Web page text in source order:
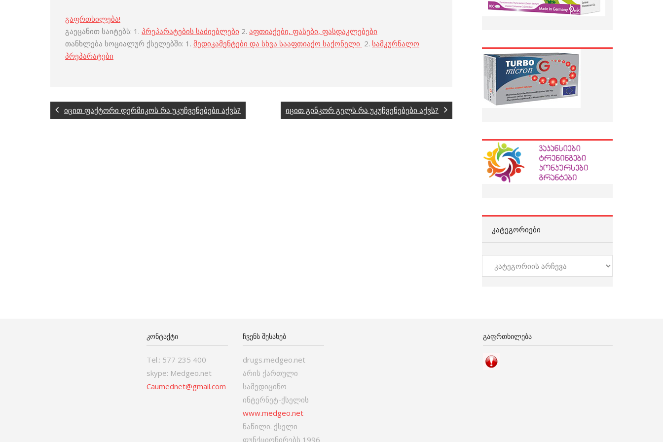
გაფრთხილება!
გაეცანით საიტებს: 1. პრეპარატების საძიებლები 2. აფთიაქები, ფასები, ფასდაკლებები
თანხლება სოციალურ ქსელებში: 1. მედიკამენტები და სხვა სააფთიაქო საქონელი 2. სამკურნალო
პრეპარატები
იცით ფაქტორი დერმიკოს რა უკუჩვენებები აქვს? იცით გინკორ გელს რა უკუჩვენებები აქვს?
ᲙᲐᲢᲔᲒᲝᲠᲘᲔᲑᲘ
კატეგორიები
ᲙᲝᲜᲢᲐᲥᲢᲘ
Tel.: 577 235 400
skype: Medgeo.net
Caumednet@gmail.com
ᲩᲕᲔᲜᲡ ᲨᲔᲡᲐᲮᲔᲑ
drugs.medgeo.net
არის ქართული
სამედიცინო
ინტერნეტ-ქსელის
www.medgeo.net
ნაწილი. ქსელი
ფუნქციონირებს 1996
ᲒᲐᲤᲠᲗᲮᲘᲚᲔᲑᲐ